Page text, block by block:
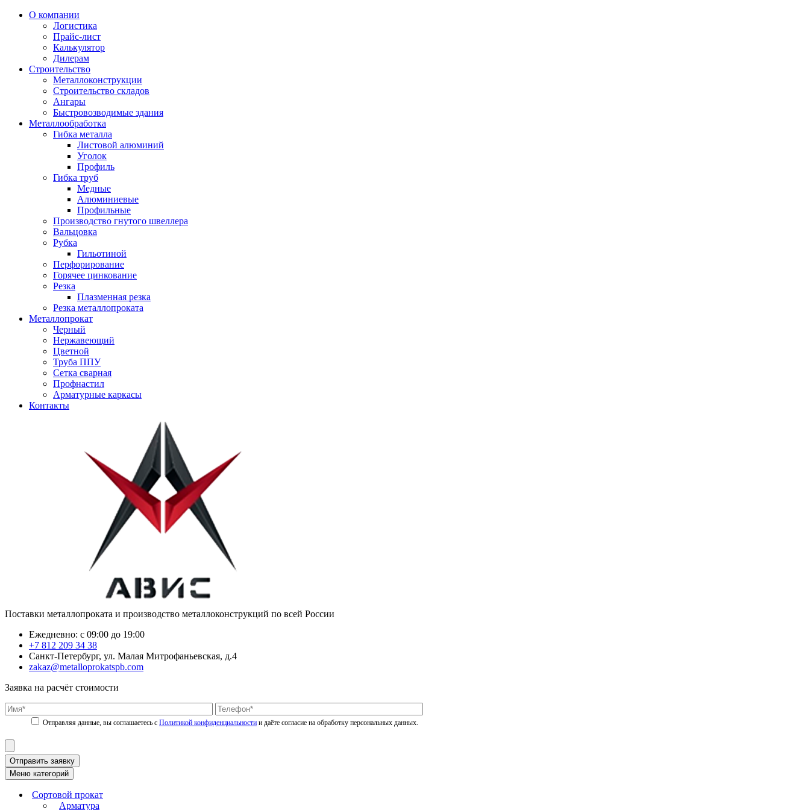
О компании
Логистика
Прайс-лист
Калькулятор
Дилерам
Строительство
Металлоконструкции
Строительство складов
Ангары
Быстровозводимые здания
Металлообработка
Гибка металла
Листовой алюминий
Уголок
Профиль
Гибка труб
Медные
Алюминиевые
Профильные
Производство гнутого швеллера
Вальцовка
Рубка
Гильотиной
Перфорирование
Горячее цинкование
Резка
Плазменная резка
Резка металлопроката
Металлопрокат
Черный
Нержавеющий
Цветной
Труба ППУ
Сетка сварная
Профнастил
Арматурные каркасы
Контакты
Поставки металлопроката и производство металлоконструкций по всей России
Ежедневно: с 09:00 до 19:00
+7 812 209 34 38
Санкт-Петербург, ул. Малая Митрофаньевская, д.4
zakaz@metalloprokatspb.com
Заявка на расчёт стоимости
Политикой конфиденциальности
Отправить заявку
Меню категорий
Сортовой прокат
Арматура